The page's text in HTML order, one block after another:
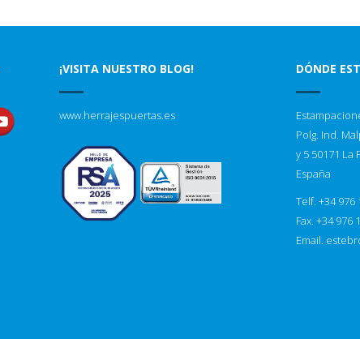
¡VISITA NUESTRO BLOG!
www.herrajespuertas.es
DÓNDE
Polg. Ind.
y 5 50171
España
Telf. +34 976
Fax. +34 976
Email.